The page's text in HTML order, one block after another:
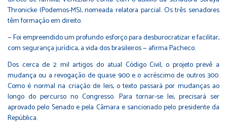
Thronicke (Podemos-MS), nomeada relatora parcial. Os três senadores
têm formação em direito.
— Foi empreendido um profundo esforço para desburocratizar e facilitar,
com segurança jurídica, a vida dos brasileiros — afirma Pacheco.
Dos cerca de 2 mil artigos do atual Código Civil, o projeto prevê a
mudança ou a revogação de quase 900 e o acréscimo de outros 300.
Como é normal na criação de leis, o texto passará por mudanças ao
longo do percurso no Congresso. Para tornar-se lei, precisará ser
aprovado pelo Senado e pela Câmara e sancionado pelo presidente da
República.